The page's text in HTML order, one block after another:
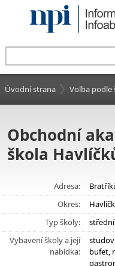
Úvodní strana Volba podle
Obchodní
škola
Adresa:
Okres:
Typ školy:
Vybavení školy a její
nabídka:
bufet,